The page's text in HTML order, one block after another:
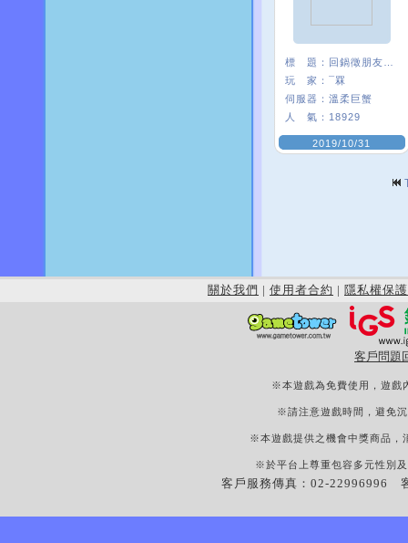
標 題：
玩 家： ¯罧
伺服器： 溫柔巨蟹
人 氣： 18929
2019/10/31
關於我們 | 使用者合約 | 隱私權保護
客戶問題
※本遊戲為免費使用，遊戲
※請注意遊戲時間，避免
※本遊戲提供之機會中獎商品，
※於平台上尊重包容多元性別
客戶服務傳真：02-22996996